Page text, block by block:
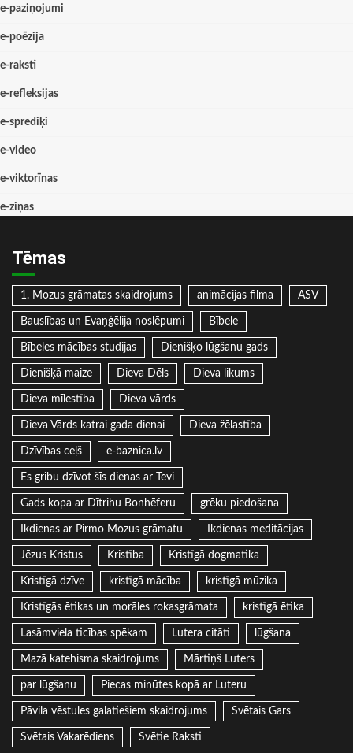
e-paziņojumi
e-poēzija
e-raksti
e-refleksijas
e-sprediķi
e-video
e-viktorīnas
e-ziņas
Tēmas
1. Mozus grāmatas skaidrojums animācijas filma ASV
Bauslības un Evaņģēlija noslēpumi Bībele
Bībeles mācības studijas Dienišķo lūgšanu gads
Dienišķā maize Dieva Dēls Dieva likums
Dieva mīlestība Dieva vārds
Dieva Vārds katrai gada dienai Dieva žēlastība
Dzīvības ceļš e-baznica.lv
Es gribu dzīvot šīs dienas ar Tevi
Gads kopa ar Dītrihu Bonhēferu grēku piedošana
Ikdienas ar Pirmo Mozus grāmatu Ikdienas meditācijas
Jēzus Kristus Kristība Kristīgā dogmatika
Kristīgā dzīve kristīgā mācība kristīgā mūzika
Kristīgās ētikas un morāles rokasgrāmata kristīgā ētika
Lasāmviela ticības spēkam Lutera citāti lūgšana
Mazā katehisma skaidrojums Mārtiņš Luters
par lūgšanu Piecas minūtes kopā ar Luteru
Pāvila vēstules galatiešiem skaidrojums Svētais Gars
Svētais Vakarēdiens Svētie Raksti